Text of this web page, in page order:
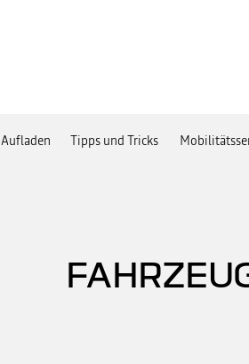
Aufladen Tipps und Tricks